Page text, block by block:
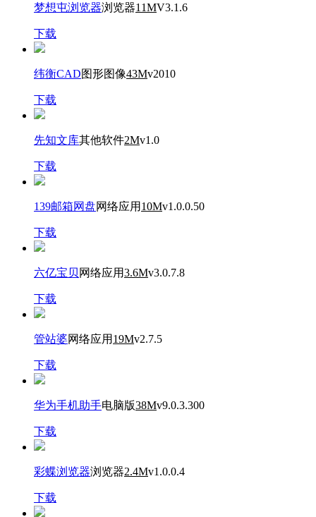
梦想屯浏览器浏览器11MV3.1.6
下载
纬衡CAD图形图像43Mv2010
下载
先知文库其他软件2Mv1.0
下载
139邮箱网盘网络应用 10Mv1.0.0.50
下载
六亿宝贝 网络应用3.6Mv3.0.7.8
下载
管站婆网络应用 19Mv2.7.5
下载
华为手机助手电脑版38Mv9.0.3.300
下载
彩蝶浏览器浏览器2.4Mv1.0.0.4
下载